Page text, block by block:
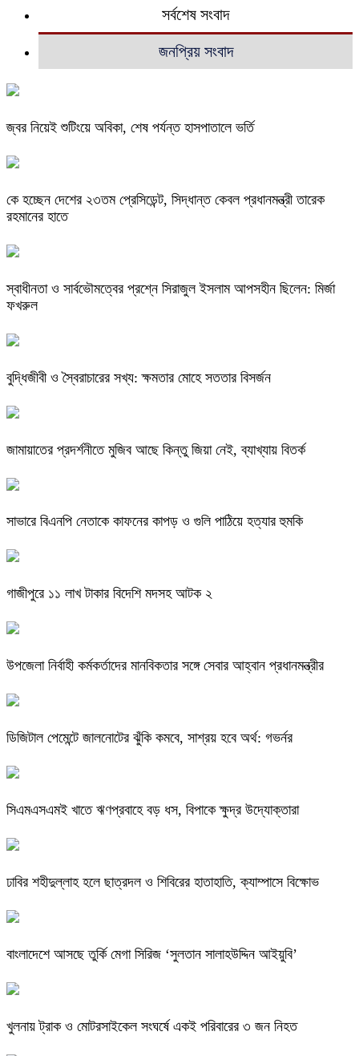
সর্বশেষ সংবাদ
জনপ্রিয় সংবাদ
জ্বর নিয়েই শুটিংয়ে অবিকা, শেষ পর্যন্ত হাসপাতালে ভর্তি
কে হচ্ছেন দেশের ২৩তম প্রেসিডেন্ট, সিদ্ধান্ত কেবল প্রধানমন্ত্রী তারেক
রহমানের হাতে
স্বাধীনতা ও সার্বভৌমত্বের প্রশ্নে সিরাজুল ইসলাম আপসহীন ছিলেন: মির্জা
ফখরুল
বুদ্ধিজীবী ও স্বৈরাচারের সখ্য: ক্ষমতার মোহে সততার বিসর্জন
জামায়াতের প্রদর্শনীতে মুজিব আছে কিন্তু জিয়া নেই, ব্যাখ্যায় বিতর্ক
সাভারে বিএনপি নেতাকে কাফনের কাপড় ও গুলি পাঠিয়ে হত্যার হুমকি
গাজীপুরে ১১ লাখ টাকার বিদেশি মদসহ আটক ২
উপজেলা নির্বাহী কর্মকর্তাদের মানবিকতার সঙ্গে সেবার আহ্বান প্রধানমন্ত্রীর
ডিজিটাল পেমেন্টে জালনোটের ঝুঁকি কমবে, সাশ্রয় হবে অর্থ: গভর্নর
সিএমএসএমই খাতে ঋণপ্রবাহে বড় ধস, বিপাকে ক্ষুদ্র উদ্যোক্তারা
ঢাবির শহীদুল্লাহ হলে ছাত্রদল ও শিবিরের হাতাহাতি, ক্যাম্পাসে বিক্ষোভ
বাংলাদেশে আসছে তুর্কি মেগা সিরিজ ‘সুলতান সালাহউদ্দিন আইয়ুবি’
খুলনায় ট্রাক ও মোটরসাইকেল সংঘর্ষে একই পরিবারের ৩ জন নিহত